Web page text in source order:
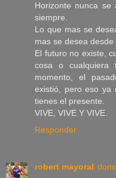
Horizonte nunca
siempre.
Lo que mas se
mas se desea desde
El futuro no existe,
cosa o cualquiera
momento, el
existió, pero eso ya
tienes el presente.
VIVE, VIVE Y VIVE.
Responder
robert mayoral